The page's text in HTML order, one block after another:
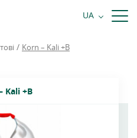
UA
81 81
/ Korn – Kali +B
Kali +B